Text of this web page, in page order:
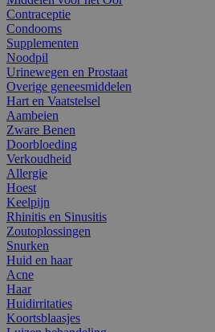
Contraceptie
Condooms
Supplementen
Noodpil
Urinewegen en Prostaat
Overige geneesmiddelen
Hart en Vaatstelsel
Aambeien
Zware Benen
Doorbloeding
Verkoudheid
Allergie
Hoest
Keelpijn
Rhinitis en Sinusitis
Zoutoplossingen
Snurken
Huid en haar
Acne
Haar
Huidirritaties
Koortsblaasjes